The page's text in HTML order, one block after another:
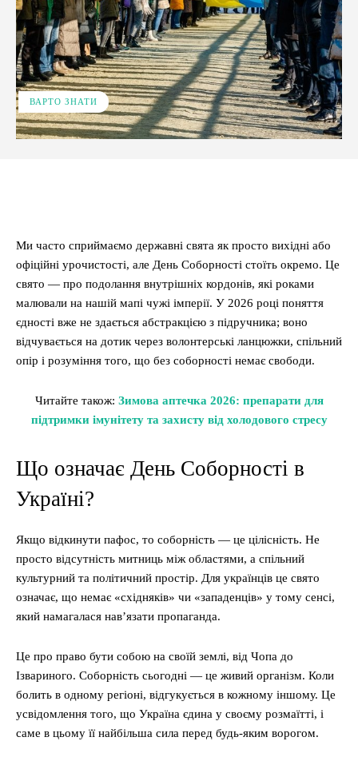
ВАРТО ЗНАТИ
Ми часто сприймаємо державні свята як просто вихідні або
офіційні урочистості, але День Соборності стоїть окремо. Це
свято — про подолання внутрішніх кордонів, які роками
малювали на нашій мапі чужі імперії. У 2026 році поняття
єдності вже не здається абстракцією з підручника; воно
відчувається на дотик через волонтерські ланцюжки, спільний
опір і розуміння того, що без соборності немає свободи.
Читайте також: Зимова аптечка 2026: препарати для
підтримки імунітету та захисту від холодового стресу
Що означає День Соборності в
Україні?
Якщо відкинути пафос, то соборність — це цілісність. Не
просто відсутність митниць між областями, а спільний
культурний та політичний простір. Для українців це свято
означає, що немає «східняків» чи «западенців» у тому сенсі,
який намагалася нав’язати пропаганда.
Це про право бути собою на своїй землі, від Чопа до
Ізвариного. Соборність сьогодні — це живий організм. Коли
болить в одному регіоні, відгукується в кожному іншому. Це
усвідомлення того, що Україна єдина у своєму розмаїтті, і
саме в цьому її найбільша сила перед будь-яким ворогом.